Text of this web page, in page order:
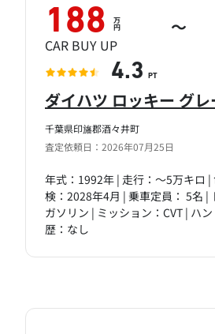
千葉県印旛郡酒々井町
査定依頼日：2026年07月25日
ダイハツ ロッキー グ
年式：1992年 | 走行：～5万キロ |
検：2028年4月 | 乗車定員： 5名 |
ガソリン | ミッション：CVT | ハ
歴：なし
188 万
円 ～
CAR BUY UP
4.3 PT